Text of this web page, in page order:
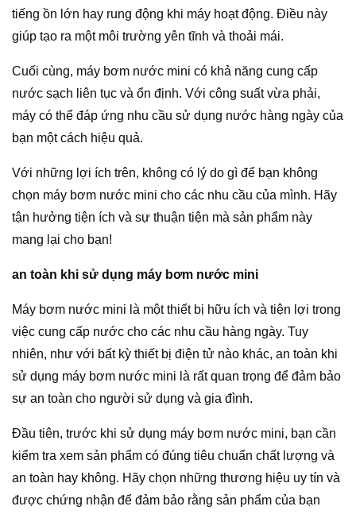
tiếng ồn lớn hay rung động khi máy hoạt động. Điều này
giúp tạo ra một môi trường yên tĩnh và thoải mái.
Cuối cùng, máy bơm nước mini có khả năng cung cấp
nước sạch liên tục và ổn định. Với công suất vừa phải,
máy có thể đáp ứng nhu cầu sử dụng nước hàng ngày của
bạn một cách hiệu quả.
Với những lợi ích trên, không có lý do gì để bạn không
chọn máy bơm nước mini cho các nhu cầu của mình. Hãy
tận hưởng tiện ích và sự thuận tiện mà sản phẩm này
mang lại cho bạn!
an toàn khi sử dụng máy bơm nước mini
Máy bơm nước mini là một thiết bị hữu ích và tiện lợi trong
việc cung cấp nước cho các nhu cầu hàng ngày. Tuy
nhiên, như với bất kỳ thiết bị điện tử nào khác, an toàn khi
sử dụng máy bơm nước mini là rất quan trọng để đảm bảo
sự an toàn cho người sử dụng và gia đình.
Đầu tiên, trước khi sử dụng máy bơm nước mini, bạn cần
kiểm tra xem sản phẩm có đúng tiêu chuẩn chất lượng và
an toàn hay không. Hãy chọn những thương hiệu uy tín và
được chứng nhận để đảm bảo rằng sản phẩm của bạn